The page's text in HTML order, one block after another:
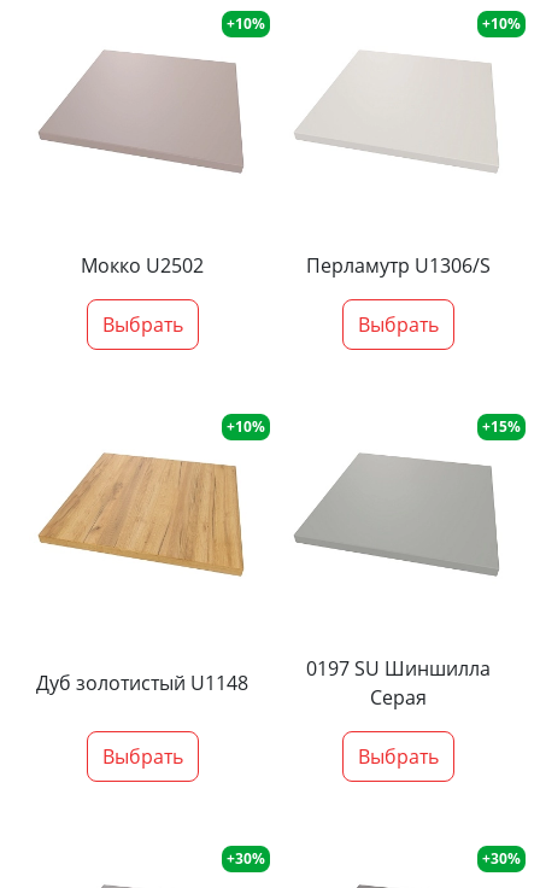
+10%
Мокко U2502
Выбрать
+10%
Перламутр U1306/S
Выбрать
+10%
Дуб золотистый U1148
Выбрать
+15%
0197 SU Шиншилла
Серая
Выбрать
+30% +30%